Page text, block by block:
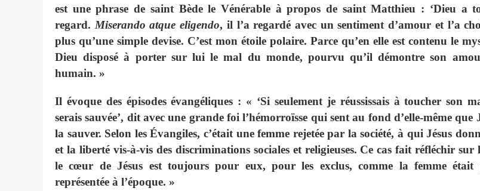
est une phrase de saint Bède le Vénérable à propos de saint Matthieu : ‘Dieu a
regard.Miserando atque eligendo, il l’a regardé avec un sentiment d’amour et l’a
plus qu’une simple devise. C’est mon étoile polaire. Parce qu’en elle est contenu le
Dieu disposé à porter sur lui le mal du monde, pourvu qu’il démontre son
humain. »
Il évoque des épisodes évangéliques : « ‘Si seulement je réussissais à toucher son
serais sauvée’, dit avec une grande foi l’hémorroïsse qui sent au fond d’elle-même que
la sauver. Selon les Évangiles, c’était une femme rejetée par la société, à qui Jésus
et la liberté vis-à-vis des discriminations sociales et religieuses. Ce cas fait réfléchir sur
le cœur de Jésus est toujours pour eux, pour les exclus, comme la femme était
représentée à l’époque. »